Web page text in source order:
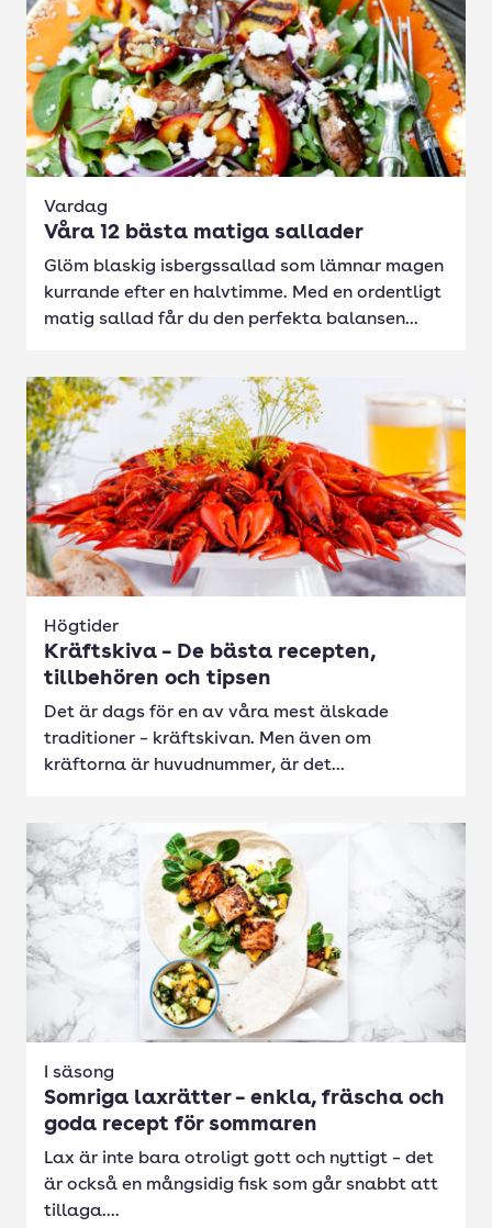
Vardag
Våra 12 bästa matiga sallader
Glöm blaskig isbergssallad som lämnar magen
kurrande efter en halvtimme. Med en ordentligt
matig sallad får du den perfekta balansen...
Högtider
Kräftskiva – De bästa recepten,
tillbehören och tipsen
Det är dags för en av våra mest älskade
traditioner – kräftskivan. Men även om
kräftorna är huvudnummer, är det...
I säsong
Somriga laxrätter – enkla, fräscha och
goda recept för sommaren
Lax är inte bara otroligt gott och nyttigt – det
är också en mångsidig fisk som går snabbt att
tillaga....